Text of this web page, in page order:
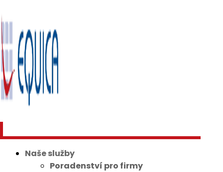
Naše služby
Poradenství pro firmy